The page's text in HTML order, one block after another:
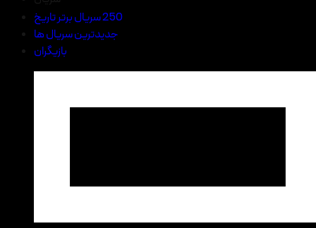
250 سریال برتر تاریخ
جدیدترین سریال ها
بازیگران